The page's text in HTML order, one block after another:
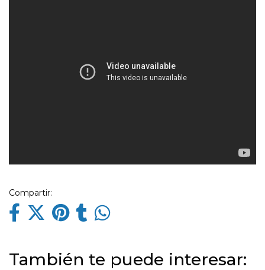
Compartir:
También te puede interesar: